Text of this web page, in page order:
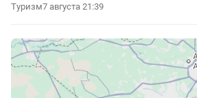
Туризм7 августа 21:39